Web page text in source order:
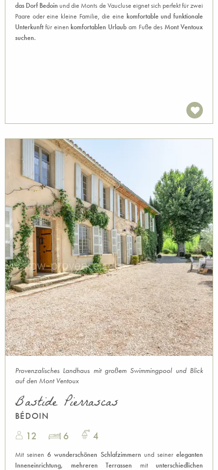
das Dorf Bedoin und die Monts de Vaucluse eignet sich perfekt für zwei
Paare oder eine kleine Familie, die eine komfortable und funktionale
Unterkunftfür einen komfortablen Urlaub am Fuße des Mont Ventoux
suchen.
Provenzalisches Landhaus mit großem Swimmingpool und Blick
auf den Mont Ventoux
Bastide Pierrascas
BÉDOIN
12 6 4
Mit seinen6 wunderschönen Schlafzimmern und seinereleganten
Inneneinrichtung,
mehreren Terrassen mit unterschiedlichen